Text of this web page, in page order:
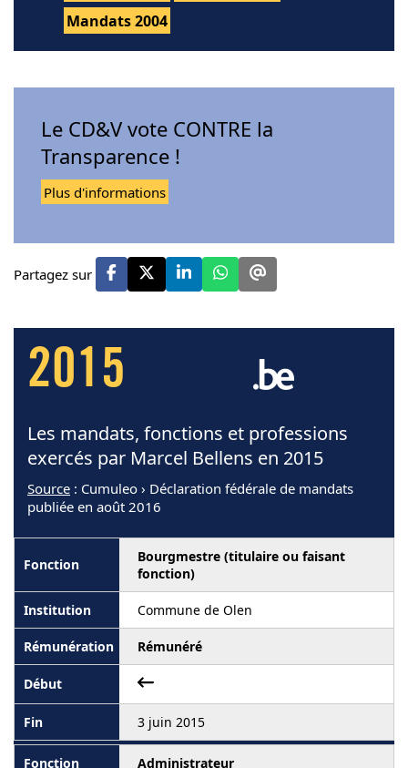
Mandats 2004
Le CD&V vote CONTRE la
Transparence !
Plus d'informations
Partagez sur
2015
Les mandats, fonctions et professions
exercés par Marcel Bellens en 2015
Source : Cumuleo › Déclaration fédérale de mandats
publiée en août 2016
Bourgmestre (titulaire ou faisant
fonction)
Commune de Olen
Rémunéré
3 juin 2015
Administrateur